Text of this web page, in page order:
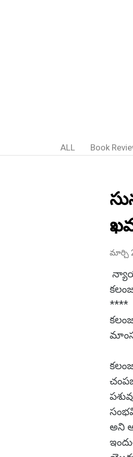
ALL Book
మార్చి
****
అని